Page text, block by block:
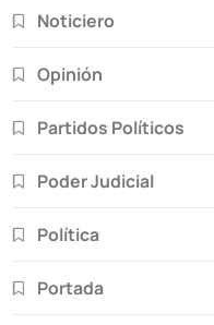
Noticiero
Opinión
Partidos Políticos
Poder Judicial
Política
Portada